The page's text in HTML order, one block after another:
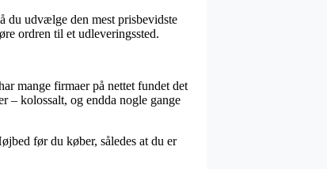
du udvælge den mest prisbevidste
ordren til et udleveringssted.
mange firmaer på nettet fundet det
– kolossalt, og endda nogle gange
før du køber, således at du er